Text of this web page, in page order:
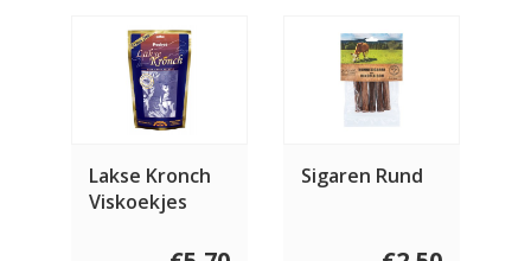
Lakse Kronch
Viskoekjes
Sigaren Rund